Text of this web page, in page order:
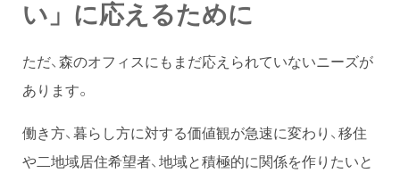
い」に応えるために
ただ、森のオフィスにもまだ応えられていないニーズが
あります。
働き方、暮らし方に対する価値観が急速に変わり、移住
や二地域居住希望者、地域と積極的に関係を作りたいと